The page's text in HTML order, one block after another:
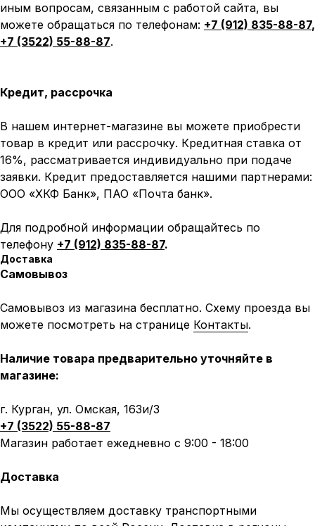
иным вопросам, связанным с работой сайта, вы
можете обращаться по телефонам: +7 (912) 835-88-87,
+7 (3522) 55-88-87.
Кредит, рассрочка
В нашем интернет-магазине вы можете приобрести
товар в кредит или рассрочку. Кредитная ставка от
16%, рассматривается индивидуально при подаче
заявки. Кредит предоставляется нашими партнерами:
ООО «ХКФ Банк», ПАО «Почта банк».
Для подробной информации обращайтесь по
телефону +7 (912) 835-88-87.
Доставка
Самовывоз
Самовывоз из магазина бесплатно. Схему проезда вы
можете посмотреть на странице Контакты.
Наличие товара предварительно уточняйте в
магазине:
г. Курган, ул. Омская, 163и/3
+7 (3522) 55-88-87
Магазин работает ежедневно с 9:00 - 18:00
Доставка
Мы осуществляем доставку транспортными